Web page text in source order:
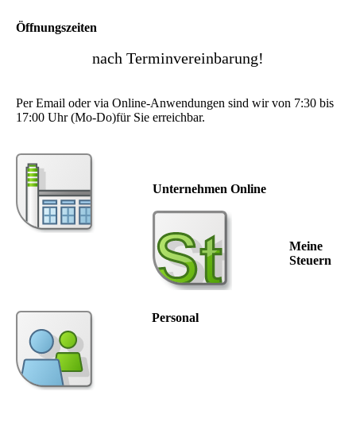
Öffnungszeiten
nach Terminvereinbarung!
Per Email oder via Online-Anwendungen sind wir von 7:30 bis
17:00 Uhr (Mo-Do)für Sie erreichbar.
Unternehmen Online
Meine
Steuern
Personal